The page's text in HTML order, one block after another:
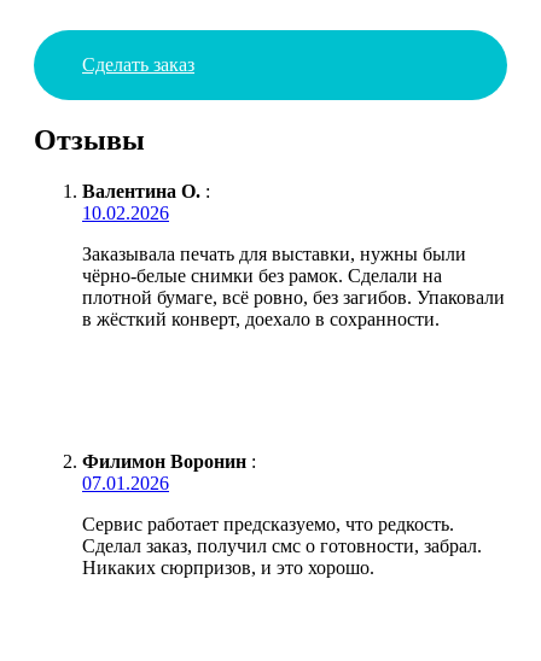
Сделать заказ
Отзывы
Валентина О. :
10.02.2026
Заказывала печать для выставки, нужны были
чёрно-белые снимки без рамок. Сделали на
плотной бумаге, всё ровно, без загибов. Упаковали
в жёсткий конверт, доехало в сохранности.
Филимон Воронин :
07.01.2026
Сервис работает предсказуемо, что редкость.
Сделал заказ, получил смс о готовности, забрал.
Никаких сюрпризов, и это хорошо.